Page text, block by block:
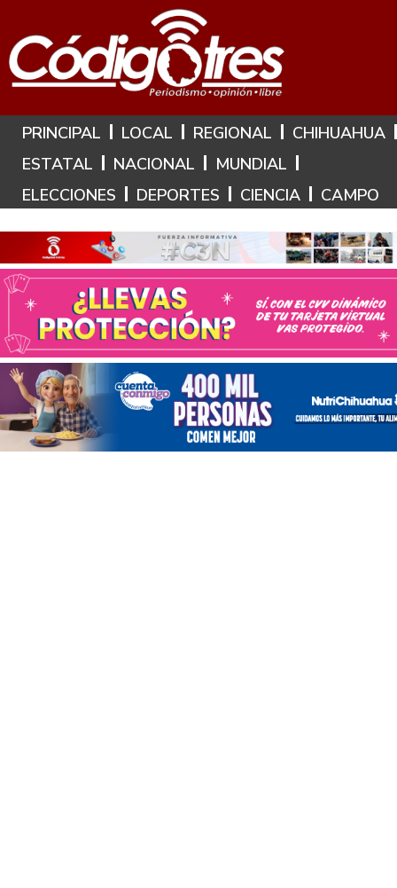
Hoy es: 6 de Agosto de 2026
PRINCIPAL LOCAL REGIONAL
CHIHUAHUA
ESTATAL
NACIONAL
MUNDIAL
ELECCIONES
DEPORTES CIENCIA CAMPO